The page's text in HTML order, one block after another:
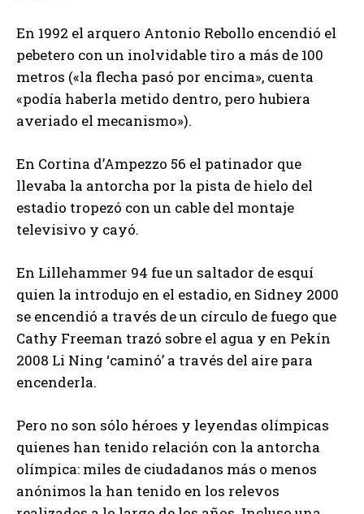
En 1992 el arquero Antonio Rebollo encendió el
pebetero con un inolvidable tiro a más de 100
metros («la flecha pasó por encima», cuenta
«podía haberla metido dentro, pero hubiera
averiado el mecanismo»).
En Cortina d’Ampezzo 56 el patinador que
llevaba la antorcha por la pista de hielo del
estadio tropezó con un cable del montaje
televisivo y cayó.
En Lillehammer 94 fue un saltador de esquí
quien la introdujo en el estadio, en Sidney 2000
se encendió a través de un círculo de fuego que
Cathy Freeman trazó sobre el agua y en Pekín
2008 Li Ning ‘caminó’ a través del aire para
encenderla.
Pero no son sólo héroes y leyendas olímpicas
quienes han tenido relación con la antorcha
olímpica: miles de ciudadanos más o menos
anónimos la han tenido en los relevos